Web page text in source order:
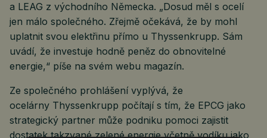
a LEAG z východního Německa. „Dosud měl s ocelí
jen málo společného. Zřejmě očekává, že by mohl
uplatnit svou elektřinu přímo u Thyssenkrupp. Sám
uvádí, že investuje hodně peněz do obnovitelné
energie,“ píše na svém webu magazín.
Ze společného prohlášení vyplývá, že
ocelárny Thyssenkrupp počítají s tím, že EPCG jako
strategický partner může podniku pomoci zajistit
dostatek takzvané zelené energie včetně vodíku jako